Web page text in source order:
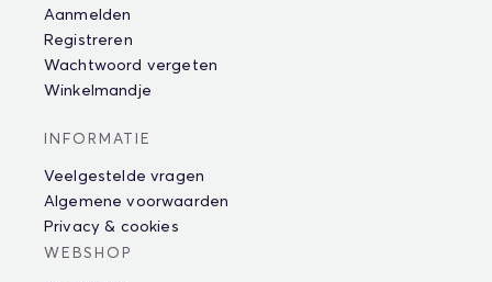
Aanmelden
Registreren
Wachtwoord vergeten
Winkelmandje
INFORMATIE
Veelgestelde vragen
Algemene voorwaarden
Privacy & cookies
WEBSHOP